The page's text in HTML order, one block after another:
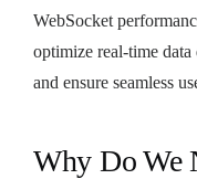
WebSocket
optimize real-time
and ensure seamless
Why Do We